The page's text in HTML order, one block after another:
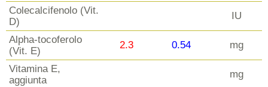
Colecalcifenolo (Vit.
D)
IU
Alpha-tocoferolo
(Vit. E)
2.3 0.54 mg
Vitamina E,
aggiunta
mg